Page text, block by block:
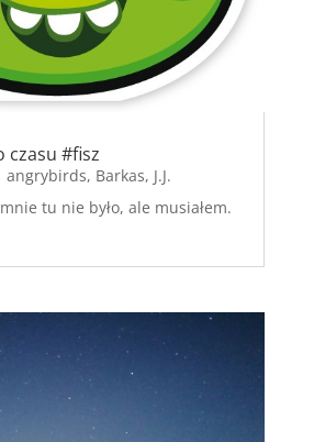
czasu #fisz
angrybirds, Barkas, J.J.
tu nie było, ale musiałem.